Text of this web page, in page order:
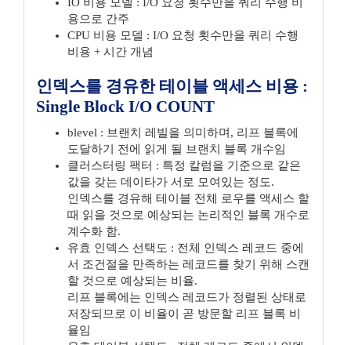
IO 비용 모델 : I/O 요청 횟수만을 쿼리 수행 비
용으로 간주
CPU 비용 모델 : I/O 요청 횟수만을 쿼리 수행
비용 + 시간 개념
인덱스를 경유한 테이블 액세스 비용 :
Single Block I/O COUNT
blevel : 브랜치 레빌을 의미하며, 리프 블록에
도달하기 전에 읽게 될 브랜치 블록 개수임
클러스터링 팩터 : 특정 칼럼을 기준으로 같은
값을 갖는 데이타가 서로 모여있는 정도.
인덱스를 경유해 테이블 전체 로우를 액세스 할
때 읽을 것으로 예상되는 논리적인 블록 개수로
계수화 함.
유효 인덱스 선택도 : 전체 인덱스 레코드 중에
서 조건절을 만족하는 레코드를 찾기 위해 스캔
할 것으로 예상되는 비율.
리프 블록에는 인덱스 레코드가 정렬된 상태로
저장되므로 이 비율이 곧 방문할 리프 블록 비
율임